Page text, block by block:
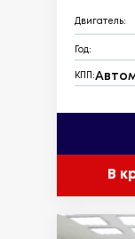
Двигатель:
Год:
КПП:
В